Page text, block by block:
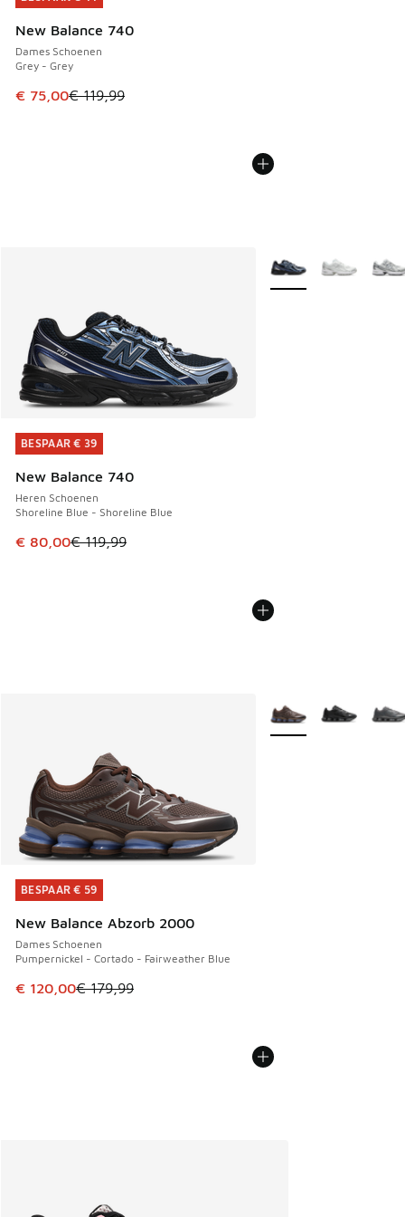
New Balance 740
Dames Schoenen
Grey - Grey
Dit artikel is in de uitverkoop. Dit artikel is in de
€ 75,00€ 119,99
BESPAAR € 39
New Balance 740
Heren Schoenen
Shoreline Blue - Shoreline Blue
Dit artikel is in de uitverkoop. Dit artikel is in de
€ 80,00€ 119,99
BESPAAR € 39
Meer kleuren
BESPAAR € 59
New Balance Abzorb 2000
Dames Schoenen
Pumpernickel - Cortado - Fairweather Blue
Dit artikel is in de uitverkoop. Dit artikel is in de
€ 120,00€ 179,99
BESPAAR € 59
Meer kleuren